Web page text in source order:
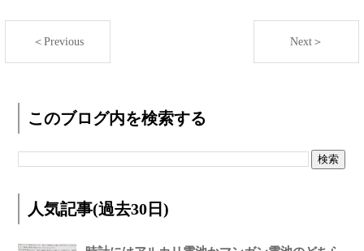
＜Previous Next＞
このブログ内を検索する
人気記事(過去30日)